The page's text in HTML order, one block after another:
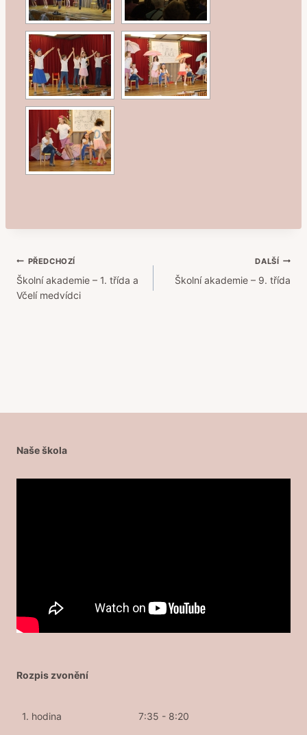
Navigace
pro
PŘEDCHOZÍ
Školní akademie – 1. třída a
Včelí medvídci
DALŠÍ
Školní akademie – 9. třída
Naše škola
Rozpis zvonění
1. hodina 7:35 - 8:20